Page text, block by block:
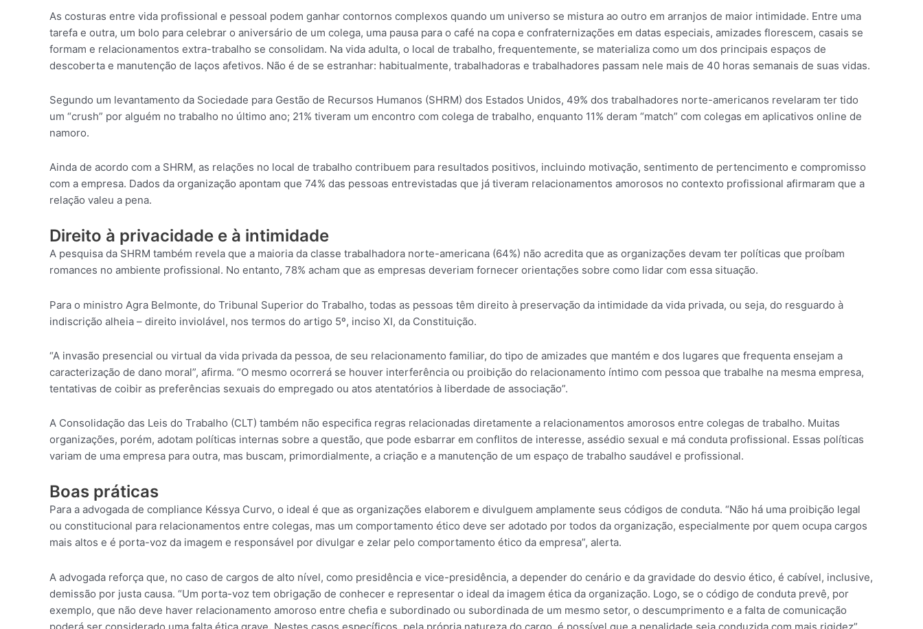
As costuras entre vida profissional e pessoal podem ganhar contornos complexos quando um universo se mistura ao outro em arranjos de maior intimidade. Entre uma
tarefa e outra, um bolo para celebrar o aniversário de um colega, uma pausa para o café na copa e confraternizações em datas especiais, amizades florescem, casais se
formam e relacionamentos extra-trabalho se consolidam. Na vida adulta, o local de trabalho, frequentemente, se materializa como um dos principais espaços de
descoberta e manutenção de laços afetivos. Não é de se estranhar: habitualmente, trabalhadoras e trabalhadores passam nele mais de 40 horas semanais de suas vidas.
Segundo um levantamento da Sociedade para Gestão de Recursos Humanos (SHRM) dos Estados Unidos, 49% dos trabalhadores norte-americanos revelaram ter tido
um “crush” por alguém no trabalho no último ano; 21% tiveram um encontro com colega de trabalho, enquanto 11% deram “match” com colegas em aplicativos online de
namoro.
Ainda de acordo com a SHRM, as relações no local de trabalho contribuem para resultados positivos, incluindo motivação, sentimento de pertencimento e compromisso
com a empresa. Dados da organização apontam que 74% das pessoas entrevistadas que já tiveram relacionamentos amorosos no contexto profissional afirmaram que a
relação valeu a pena.
Direito à privacidade e à intimidade
A pesquisa da SHRM também revela que a maioria da classe trabalhadora norte-americana (64%) não acredita que as organizações devam ter políticas que proíbam
romances no ambiente profissional. No entanto, 78% acham que as empresas deveriam fornecer orientações sobre como lidar com essa situação.
Para o ministro Agra Belmonte, do Tribunal Superior do Trabalho, todas as pessoas têm direito à preservação da intimidade da vida privada, ou seja, do resguardo à
indiscrição alheia – direito inviolável, nos termos do artigo 5º, inciso XI, da Constituição.
“A invasão presencial ou virtual da vida privada da pessoa, de seu relacionamento familiar, do tipo de amizades que mantém e dos lugares que frequenta ensejam a
caracterização de dano moral”, afirma. “O mesmo ocorrerá se houver interferência ou proibição do relacionamento íntimo com pessoa que trabalhe na mesma empresa,
tentativas de coibir as preferências sexuais do empregado ou atos atentatórios à liberdade de associação”.
A Consolidação das Leis do Trabalho (CLT) também não especifica regras relacionadas diretamente a relacionamentos amorosos entre colegas de trabalho. Muitas
organizações, porém, adotam políticas internas sobre a questão, que pode esbarrar em conflitos de interesse, assédio sexual e má conduta profissional. Essas políticas
variam de uma empresa para outra, mas buscam, primordialmente, a criação e a manutenção de um espaço de trabalho saudável e profissional.
Boas práticas
Para a advogada de compliance Késsya Curvo, o ideal é que as organizações elaborem e divulguem amplamente seus códigos de conduta. “Não há uma proibição legal
ou constitucional para relacionamentos entre colegas, mas um comportamento ético deve ser adotado por todos da organização, especialmente por quem ocupa cargos
mais altos e é porta-voz da imagem e responsável por divulgar e zelar pelo comportamento ético da empresa”, alerta.
A advogada reforça que, no caso de cargos de alto nível, como presidência e vice-presidência, a depender do cenário e da gravidade do desvio ético, é cabível, inclusive,
demissão por justa causa. “Um porta-voz tem obrigação de conhecer e representar o ideal da imagem ética da organização. Logo, se o código de conduta prevê, por
exemplo, que não deve haver relacionamento amoroso entre chefia e subordinado ou subordinada de um mesmo setor, o descumprimento e a falta de comunicação
poderá ser considerado uma falta ética grave. Nestes casos específicos, pela própria natureza do cargo, é possível que a penalidade seja conduzida com mais rigidez”,